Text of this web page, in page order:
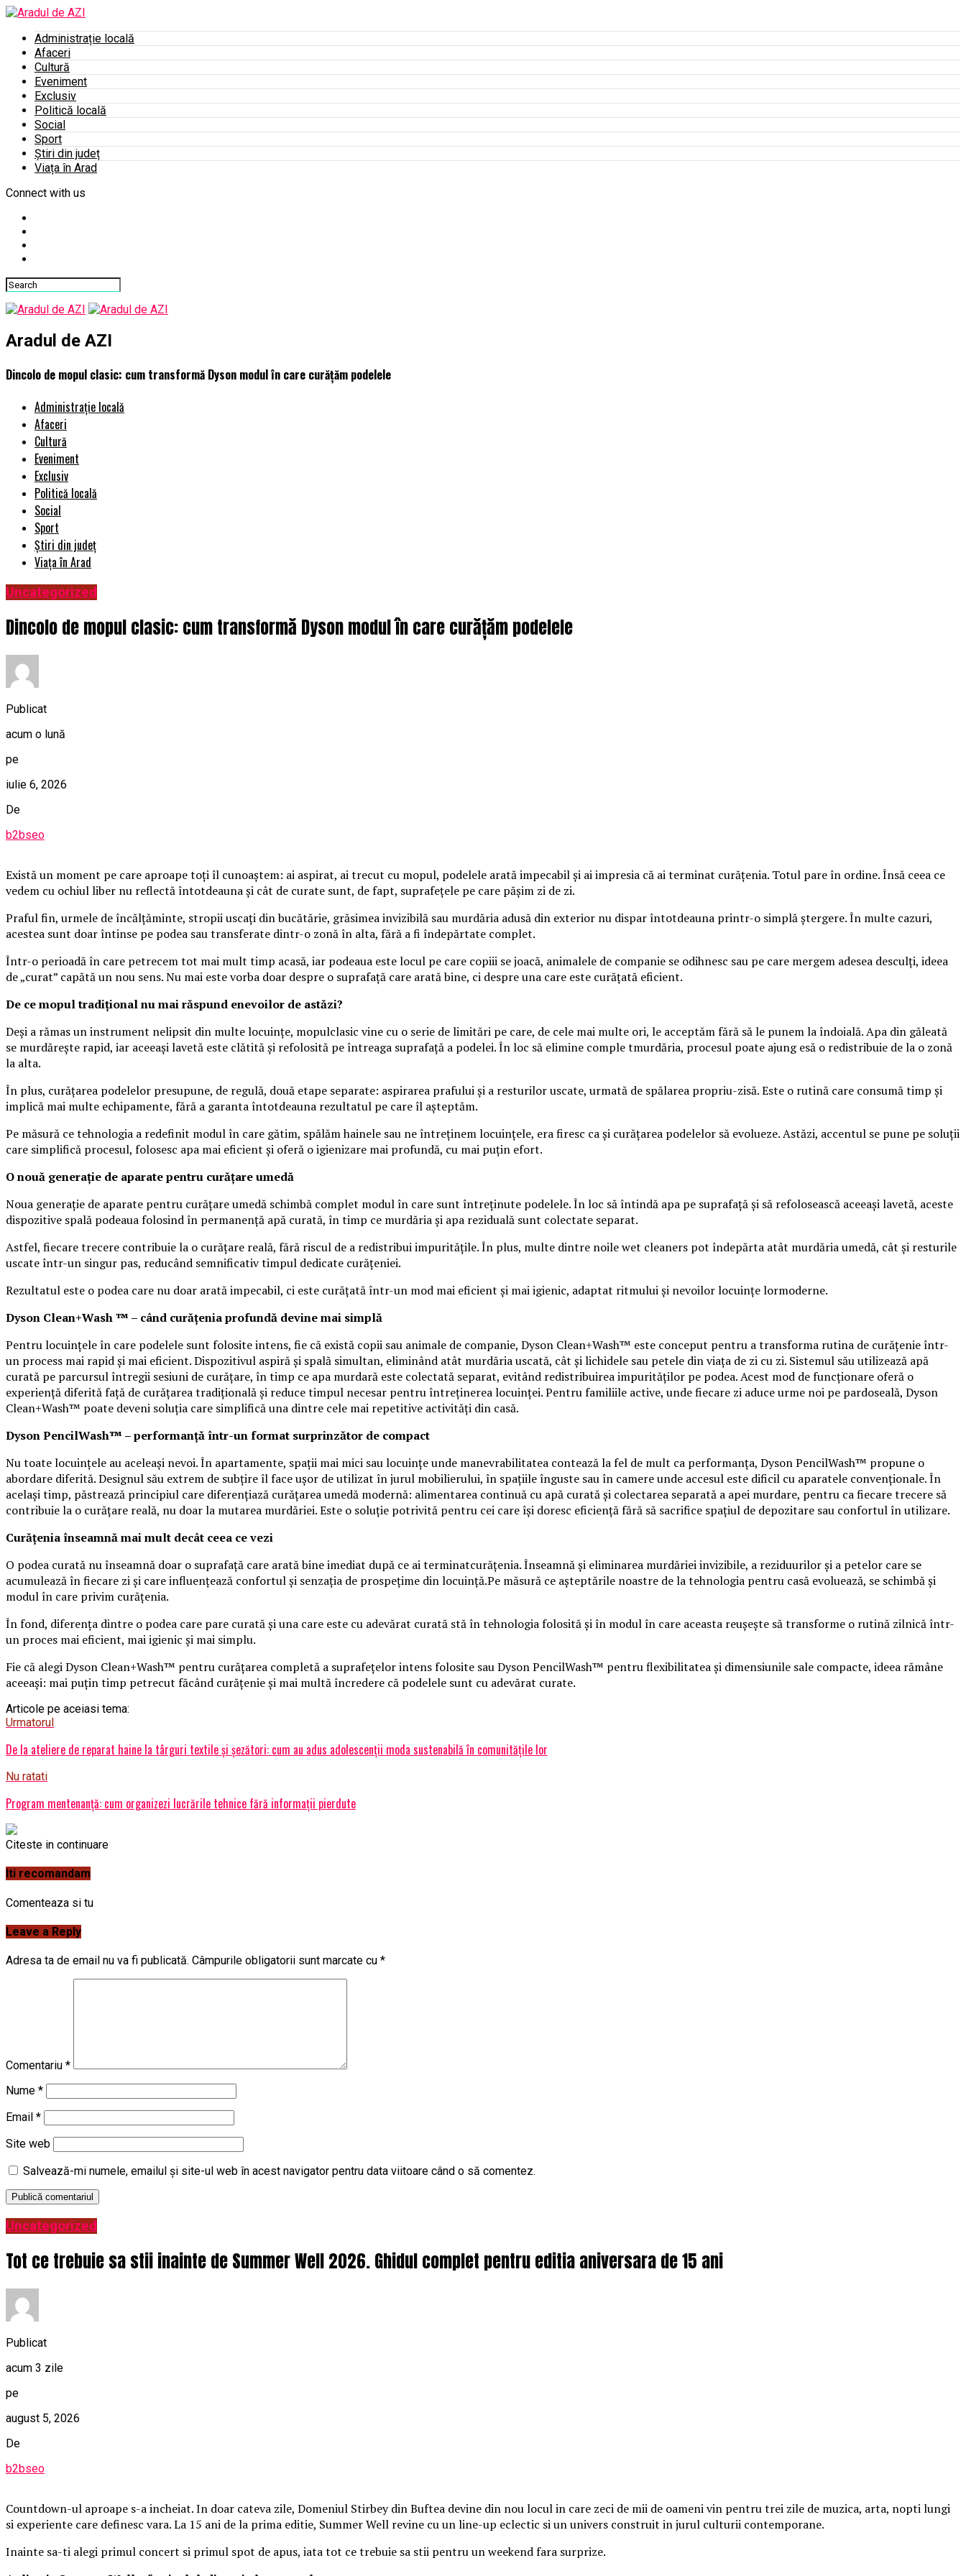
Administrație locală
Afaceri
Cultură
Eveniment
Exclusiv
Politică locală
Social
Sport
Știri din județ
Viața în Arad
Connect with us
Aradul de AZI
Dincolo de mopul clasic: cum transformă Dyson modul în care curățăm podelele
Administrație locală
Afaceri
Cultură
Eveniment
Exclusiv
Politică locală
Social
Sport
Știri din județ
Viața în Arad
Uncategorized
Dincolo de mopul clasic: cum transformă Dyson modul în care curățăm podelele
Publicat
acum o lună
pe
iulie 6, 2026
De
b2bseo
Există un moment pe care aproape toți îl cunoaștem: ai aspirat, ai trecut cu mopul, podelele arată impecabil și ai impresia că ai terminat curățenia. Totul pare în ordine. Însă ceea ce
vedem cu ochiul liber nu reflectă întotdeauna și cât de curate sunt, de fapt, suprafețele pe care pășim zi de zi.
Praful fin, urmele de încălțăminte, stropii uscați din bucătărie, grăsimea invizibilă sau murdăria adusă din exterior nu dispar întotdeauna printr-o simplă ștergere. În multe cazuri,
acestea sunt doar întinse pe podea sau transferate dintr-o zonă în alta, fără a fi îndepărtate complet.
Într-o perioadă în care petrecem tot mai mult timp acasă, iar podeaua este locul pe care copiii se joacă, animalele de companie se odihnesc sau pe care mergem adesea desculți, ideea
de „curat” capătă un nou sens. Nu mai este vorba doar despre o suprafață care arată bine, ci despre una care este curățată eficient.
De ce mopul tradițional nu mai răspund enevoilor de astăzi?
Deși a rămas un instrument nelipsit din multe locuințe, mopulclasic vine cu o serie de limitări pe care, de cele mai multe ori, le acceptăm fără să le punem la îndoială. Apa din găleată
se murdărește rapid, iar aceeași lavetă este clătită și refolosită pe întreaga suprafață a podelei. În loc să elimine comple tmurdăria, procesul poate ajung esă o redistribuie de la o zonă
la alta.
În plus, curățarea podelelor presupune, de regulă, două etape separate: aspirarea prafului și a resturilor uscate, urmată de spălarea propriu-zisă. Este o rutină care consumă timp și
implică mai multe echipamente, fără a garanta întotdeauna rezultatul pe care îl așteptăm.
Pe măsură ce tehnologia a redefinit modul în care gătim, spălăm hainele sau ne întreținem locuințele, era firesc ca și curățarea podelelor să evolueze. Astăzi, accentul se pune pe soluții
care simplifică procesul, folosesc apa mai eficient și oferă o igienizare mai profundă, cu mai puțin efort.
O nouă generație de aparate pentru curățare umedă
Noua generație de aparate pentru curățare umedă schimbă complet modul în care sunt întreținute podelele. În loc să întindă apa pe suprafață și să refolosească aceeași lavetă, aceste
dispozitive spală podeaua folosind în permanență apă curată, în timp ce murdăria și apa reziduală sunt colectate separat.
Astfel, fiecare trecere contribuie la o curățare reală, fără riscul de a redistribui impuritățile. În plus, multe dintre noile wet cleaners pot îndepărta atât murdăria umedă, cât și resturile
uscate într-un singur pas, reducând semnificativ timpul dedicate curățeniei.
Rezultatul este o podea care nu doar arată impecabil, ci este curățată într-un mod mai eficient și mai igienic, adaptat ritmului și nevoilor locuințe lormoderne.
Dyson Clean+Wash ™ – când curățenia profundă devine mai simplă
Pentru locuințele în care podelele sunt folosite intens, fie că există copii sau animale de companie, Dyson Clean+Wash™ este conceput pentru a transforma rutina de curățenie într-
un process mai rapid și mai eficient. Dispozitivul aspiră și spală simultan, eliminând atât murdăria uscată, cât și lichidele sau petele din viața de zi cu zi. Sistemul său utilizează apă
curată pe parcursul întregii sesiuni de curățare, în timp ce apa murdară este colectată separat, evitând redistribuirea impurităților pe podea. Acest mod de funcționare oferă o
experiență diferită față de curățarea tradițională și reduce timpul necesar pentru întreținerea locuinței. Pentru familiile active, unde fiecare zi aduce urme noi pe pardoseală, Dyson
Clean+Wash™ poate deveni soluția care simplifică una dintre cele mai repetitive activități din casă.
Dyson PencilWash™ – performanță într-un format surprinzător de compact
Nu toate locuințele au aceleași nevoi. În apartamente, spații mai mici sau locuințe unde manevrabilitatea contează la fel de mult ca performanța, Dyson PencilWash™ propune o
abordare diferită. Designul său extrem de subțire îl face ușor de utilizat în jurul mobilierului, în spațiile înguste sau în camere unde accesul este dificil cu aparatele convenționale. În
același timp, păstrează principiul care diferențiază curățarea umedă modernă: alimentarea continuă cu apă curată și colectarea separată a apei murdare, pentru ca fiecare trecere să
contribuie la o curățare reală, nu doar la mutarea murdăriei. Este o soluție potrivită pentru cei care își doresc eficiență fără să sacrifice spațiul de depozitare sau confortul în utilizare.
Curățenia înseamnă mai mult decât ceea ce vezi
O podea curată nu înseamnă doar o suprafață care arată bine imediat după ce ai terminatcurățenia. Înseamnă și eliminarea murdăriei invizibile, a reziduurilor și a petelor care se
acumulează în fiecare zi și care influențează confortul și senzația de prospețime din locuință.Pe măsură ce așteptările noastre de la tehnologia pentru casă evoluează, se schimbă și
modul în care privim curățenia.
În fond, diferența dintre o podea care pare curată și una care este cu adevărat curată stă în tehnologia folosită și în modul în care aceasta reușește să transforme o rutină zilnică într-
un proces mai eficient, mai igienic și mai simplu.
Fie că alegi Dyson Clean+Wash™ pentru curățarea completă a suprafețelor intens folosite sau Dyson PencilWash™ pentru flexibilitatea și dimensiunile sale compacte, ideea rămâne
aceeași: mai puțin timp petrecut făcând curățenie și mai multă încredere că podelele sunt cu adevărat curate.
Articole pe aceiasi tema:
Urmatorul
De la ateliere de reparat haine la târguri textile și șezători: cum au adus adolescenții moda sustenabilă în comunitățile lor
Nu ratati
Program mentenanță: cum organizezi lucrările tehnice fără informații pierdute
Citeste in continuare
Iti recomandam
Comenteaza si tu
Leave a Reply
Adresa ta de email nu va fi publicată. Câmpurile obligatorii sunt marcate cu *
Comentariu *
Nume *
Email *
Site web
Salvează-mi numele, emailul și site-ul web în acest navigator pentru data viitoare când o să comentez.
Uncategorized
Tot ce trebuie sa stii inainte de Summer Well 2026. Ghidul complet pentru editia aniversara de 15 ani
Publicat
acum 3 zile
pe
august 5, 2026
De
b2bseo
Countdown-ul aproape s-a incheiat. In doar cateva zile, Domeniul Stirbey din Buftea devine din nou locul in care zeci de mii de oameni vin pentru trei zile de muzica, arta, nopti lungi
si experiente care definesc vara. La 15 ani de la prima editie, Summer Well revine cu un line-up eclectic si un univers construit in jurul culturii contemporane.
Inainte sa-ti alegi primul concert si primul spot de apus, iata tot ce trebuie sa stii pentru un weekend fara surprize.